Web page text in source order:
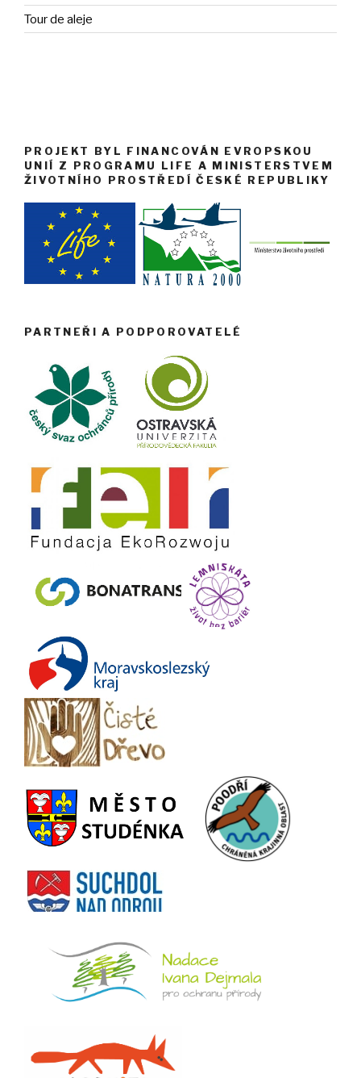
Tour de aleje
PROJEKT BYL FINANCOVÁN EVROPSKOU
UNIÍ Z PROGRAMU LIFE A MINISTERSTVEM
ŽIVOTNÍHO PROSTŘEDÍ ČESKÉ REPUBLIKY
PARTNEŘI A PODPOROVATELÉ